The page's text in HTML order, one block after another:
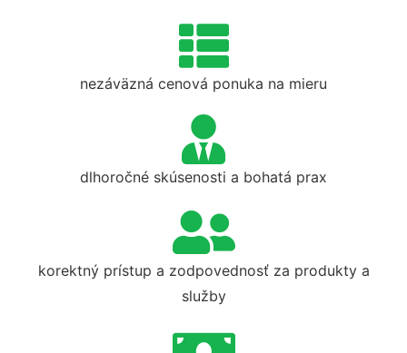
nezáväzná cenová ponuka na mieru
dlhoročné skúsenosti a bohatá prax
korektný prístup a zodpovednosť za produkty a
služby